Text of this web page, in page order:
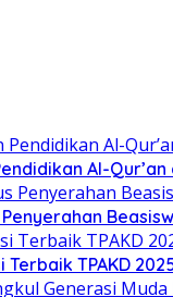
Al-
TPAKD